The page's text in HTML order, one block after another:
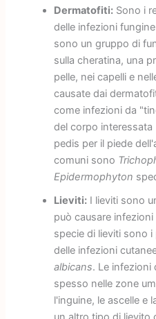
Dermatofiti:Sono i
delle infezioni
sono un gruppo di
sulla cheratina, una
pelle, nei capelli e
causate dai
come infezioni da
del corpo interessata
pedis per il piede
comuni sono
Epidermophyton
Lieviti:I lieviti sono
può causare infezioni
specie di lieviti sono
delle infezioni
albicans. Le infezioni
spesso nelle zone
l'inguine, le ascelle e